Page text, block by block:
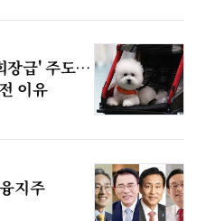
장급' 주도…
이유
지주